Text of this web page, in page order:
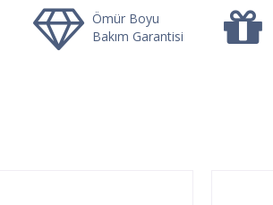
Ömür Boyu
Bakım Garantisi